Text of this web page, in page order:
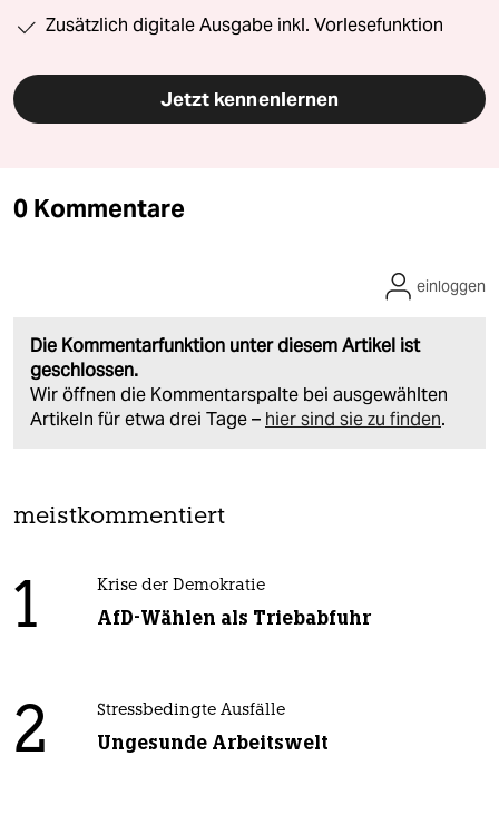
Zusätzlich digitale Ausgabe inkl. Vorlesefunktion
Jetzt kennenlernen
0 Kommentare
Die Kommentarfunktion unter diesem Artikel ist
geschlossen.
Wir öffnen die Kommentarspalte bei ausgewählten
Artikeln für etwa drei Tage – hier sind sie zu finden.
einloggen
meistkommentiert
1 Krise der Demokratie
AfD-Wählen als Triebabfuhr
2 Stressbedingte Ausfälle
Ungesunde Arbeitswelt